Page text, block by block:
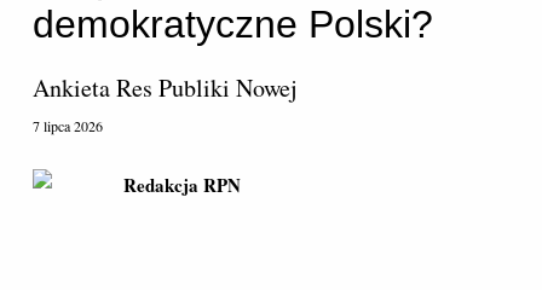
demokratyczne Polski?
Ankieta Res Publiki Nowej
7 lipca 2026
Redakcja RPN